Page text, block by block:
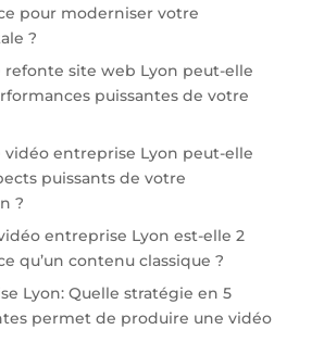
pour moderniser votre
?
site web Lyon peut-elle
puissantes de votre
entreprise Lyon peut-elle
puissants de votre
?
entreprise Lyon est-elle 2
qu’un contenu classique ?
Lyon: Quelle stratégie en 5
permet de produire une vidéo